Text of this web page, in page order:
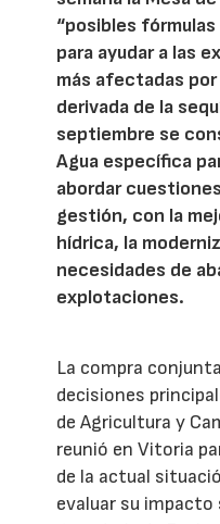
“posibles
para ayudar a las
más afectadas
derivada de la
septiembre se
Agua específica
abordar
gestión, con la
hídrica, la
necesidades de
explotaciones.
La compra
decisiones
de Agricultura y
reunió en Vitoria
de la actual
evaluar su impacto